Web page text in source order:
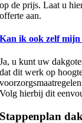
op de prijs. Laat u
offerte aan.
Kan ik ook zelf mijn
Ja, u kunt uw
dat dit werk op
Volg hierbij dit
Stappenplan